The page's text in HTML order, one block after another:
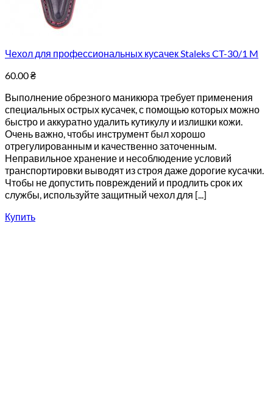
Чехол для профессиональных кусачек Staleks CT-30/1 M
60.00₴
Выполнение обрезного маникюра требует применения
специальных острых кусачек, с помощью которых можно
быстро и аккуратно удалить кутикулу и излишки кожи.
Очень важно, чтобы инструмент был хорошо
отрегулированным и качественно заточенным.
Неправильное хранение и несоблюдение условий
транспортировки выводят из строя даже дорогие кусачки.
Чтобы не допустить повреждений и продлить срок их
службы, используйте защитный чехол для [...]
Купить